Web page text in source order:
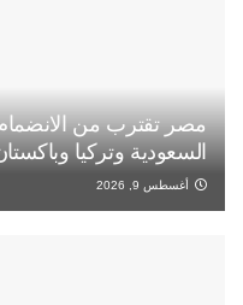
مصر تقترب من
السعودية وتركيا
أغسطس 9, 2026